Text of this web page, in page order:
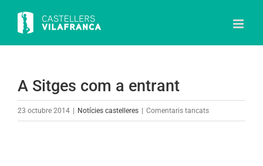
content
A Sitges com a entrant
23 octubre 2014 Notícies castelleres Comentaris tancatsa